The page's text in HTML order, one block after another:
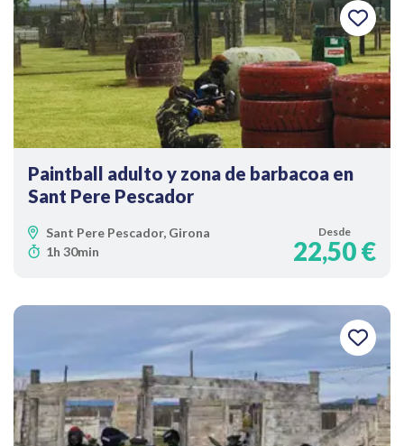
Paintball adulto y zona de barbacoa en
Sant Pere Pescador
Sant Pere Pescador, Girona
1h 30min
Desde
22,50 €